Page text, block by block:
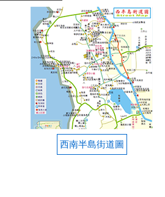
01-29 02:41:32
通，很超值！ 有附盥洗用具水壓大
from google
09-22 19:54:03
from google
西南半島街道圖